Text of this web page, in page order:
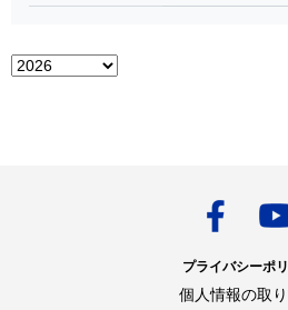
プライバシーポ
個人情報の取